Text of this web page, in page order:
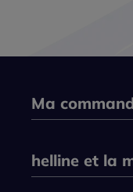
Ma
helline et la